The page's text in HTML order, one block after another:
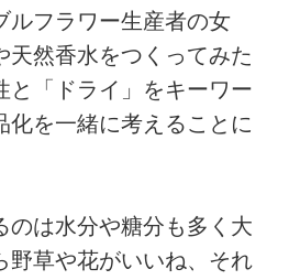
ルフラワー生産者の女
天然香水をつくってみた
と「ドライ」をキーワー
化を一緒に考えることに
のは水分や糖分も多く大
野草や花がいいね、それ